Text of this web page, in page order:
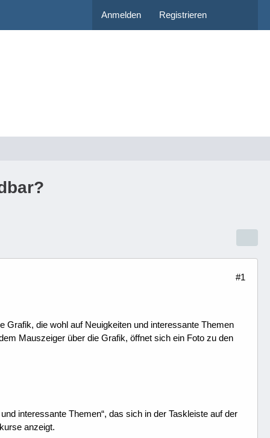
Anmelden Registrieren
#1
Grafik, die wohl auf Neuigkeiten und interessante Themen
Mauszeiger über die Grafik, öffnet sich ein Foto zu den
interessante Themen“, das sich in der Taskleiste auf der
anzeigt.